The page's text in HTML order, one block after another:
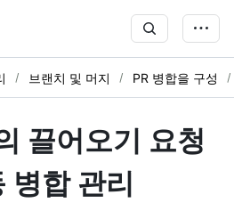
브랜치 및 머지 PR 병합을 구성
끌어오기 요청
병합 관리